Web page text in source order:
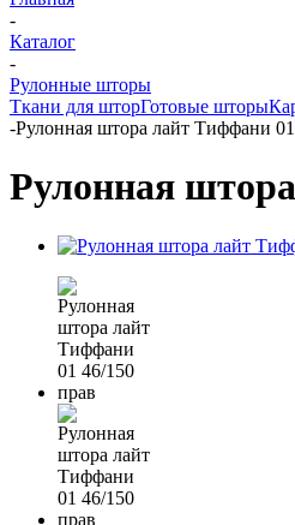
-
Каталог
-
Рулонные шторы
Ткани для шторГотовые шторы
-Рулонная штора лайт Тиффани
Рулонная